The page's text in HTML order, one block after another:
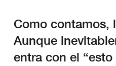
Como contamos,
Aunque
entra con el